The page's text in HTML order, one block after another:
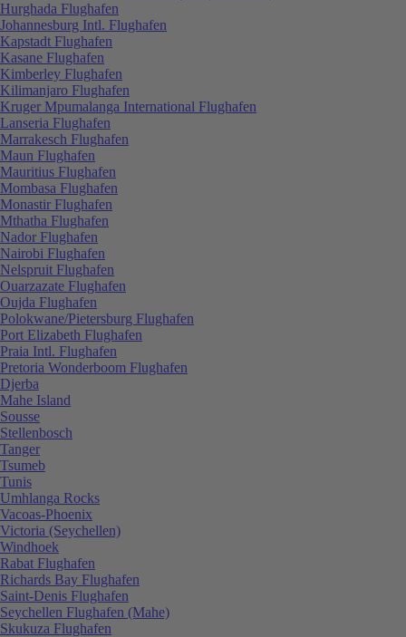
Hurghada Flughafen
Johannesburg Intl. Flughafen
Kapstadt Flughafen
Kasane Flughafen
Kimberley Flughafen
Kilimanjaro Flughafen
Kruger Mpumalanga International Flughafen
Lanseria Flughafen
Marrakesch Flughafen
Maun Flughafen
Mauritius Flughafen
Mombasa Flughafen
Monastir Flughafen
Mthatha Flughafen
Nador Flughafen
Nairobi Flughafen
Nelspruit Flughafen
Ouarzazate Flughafen
Oujda Flughafen
Polokwane/Pietersburg Flughafen
Port Elizabeth Flughafen
Praia Intl. Flughafen
Pretoria Wonderboom Flughafen
Djerba
Mahe Island
Sousse
Stellenbosch
Tanger
Tsumeb
Tunis
Umhlanga Rocks
Vacoas-Phoenix
Victoria (Seychellen)
Windhoek
Rabat Flughafen
Richards Bay Flughafen
Saint-Denis Flughafen
Seychellen Flughafen (Mahe)
Skukuza Flughafen